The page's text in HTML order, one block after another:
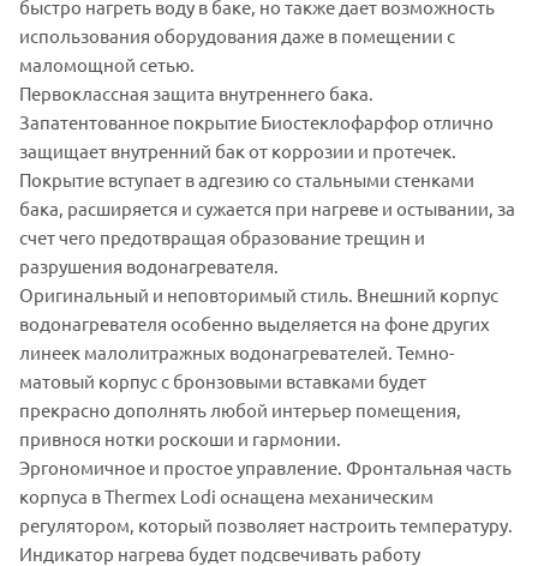
быстро нагреть воду в баке, но также дает возможность
использования оборудования даже в помещении с
маломощной сетью.
Первоклассная защита внутреннего бака.
Запатентованное покрытие Биостеклофарфор отлично
защищает внутренний бак от коррозии и протечек.
Покрытие вступает в адгезию со стальными стенками
бака, расширяется и сужается при нагреве и остывании, за
счет чего предотвращая образование трещин и
разрушения водонагревателя.
Оригинальный и неповторимый стиль. Внешний корпус
водонагревателя особенно выделяется на фоне других
линеек малолитражных водонагревателей. Темно-
матовый корпус с бронзовыми вставками будет
прекрасно дополнять любой интерьер помещения,
привнося нотки роскоши и гармонии.
Эргономичное и простое управление. Фронтальная часть
корпуса в Thermex Lodi оснащена механическим
регулятором, который позволяет настроить температуру.
Индикатор нагрева будет подсвечивать работу